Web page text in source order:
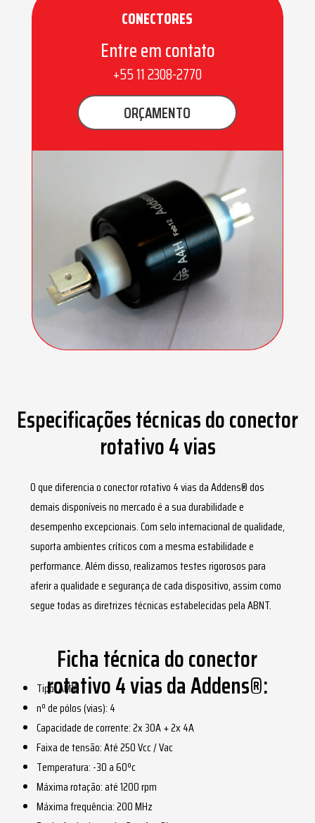
CONECTORES
Entre em contato
+55 11 2308-2770
Especificações técnicas do conector
rotativo 4 vias
O que diferencia oconector rotativo 4 viasda Addens® dos
demais disponíveis no mercado é a sua durabilidade e
desempenho excepcionais. Com selo internacional de qualidade,
suporta ambientes críticos com a mesma estabilidade e
performance. Além disso, realizamos testes rigorosos para
aferir a qualidade e segurança de cada dispositivo, assim como
segue todas as diretrizes técnicas estabelecidas pela ABNT.
Ficha técnica do conector
rotativo 4 vias da Addens®:
Tipo: AM16
nº de pólos (vias): 4
Capacidade de corrente: 2x 30A + 2x 4A
Faixa de tensão: Até 250 Vcc / Vac
Temperatura: -30 a 60ºc
Máxima rotação: até 1200 rpm
Máxima frequência: 200 MHz